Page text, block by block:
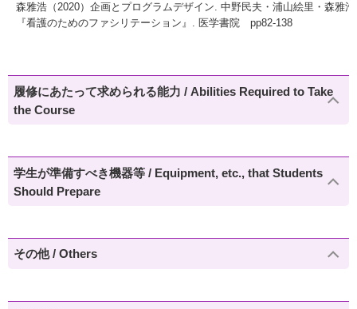
森雅浩（2020）企画とプログラムデザイン. 中野民夫・浦山絵里・森雅
『看護のためのファシリテーション』. 医学書院 pp82-138
履修にあたって求められる能力 / Abilities Required to Take
the Course
学生が準備すべき機器等 / Equipment, etc., that Students
Should Prepare
その他 / Others